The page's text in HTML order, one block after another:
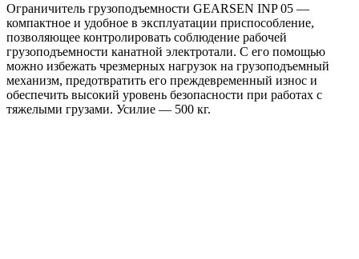
Ограничитель грузоподъемности GEARSEN INP 05 —
компактное и удобное в эксплуатации приспособление,
позволяющее контролировать соблюдение рабочей
грузоподъемности канатной электротали. С его помощью
можно избежать чрезмерных нагрузок на грузоподъемный
механизм, предотвратить его преждевременный износ и
обеспечить высокий уровень безопасности при работах с
тяжелыми грузами. Усилие — 500 кг.